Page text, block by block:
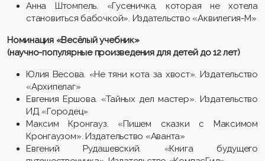
Анна Штомпель. «Гусеничка, которая не хотела
становиться бабочкой». Издательство «Аквилегия-М»
Номинация «Весёлый учебник»
(научно-популярные произведения для детей до 12 лет)
Юлия Весова. «Не тяни кота за хвост». Издательство
«Архипелаг»
Евгения Ершова. «Тайных дел мастер». Издательство
ИД «Городец»
Максим Кронгауз. «Пишем сказки с Максимом
Кронгаузом». Издательство «Аванта»
Евгений Рудашевский. «Книга будущего